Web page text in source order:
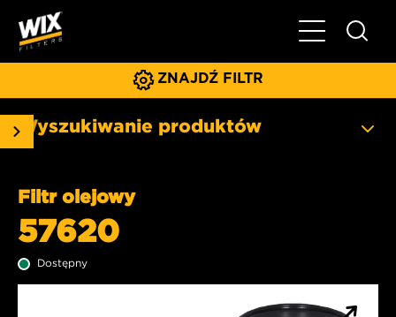
Pokaż/ukryj
ZNAJDŹ FILTR
Wyszukiwanie produktów
Filtr olejowy
57620
Dostępny